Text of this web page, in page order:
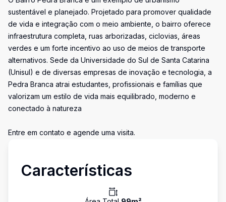
sustentável e planejado. Projetado para promover qualidade
de vida e integração com o meio ambiente, o bairro oferece
infraestrutura completa, ruas arborizadas, ciclovias, áreas
verdes e um forte incentivo ao uso de meios de transporte
alternativos. Sede da Universidade do Sul de Santa Catarina
(Unisul) e de diversas empresas de inovação e tecnologia, a
Pedra Branca atrai estudantes, profissionais e famílias que
valorizam um estilo de vida mais equilibrado, moderno e
conectado à natureza
Entre em contato e agende uma visita.
Características